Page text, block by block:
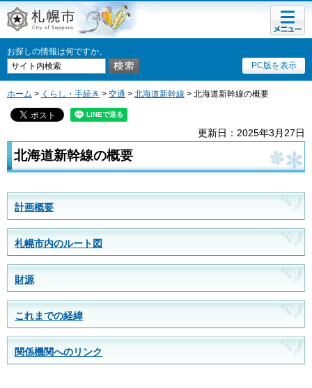
札幌市
お探しの情報は何ですか。
PC版を表示
メニュ
ー
ホーム > くらし・手続き > 交通 > 北海道新幹線 > 北海道新幹線の概要
更新日：2025年3月27日
北海道新幹線の概要
計画概要
札幌市内のルート図
財源
これまでの経緯
関係機関へのリンク